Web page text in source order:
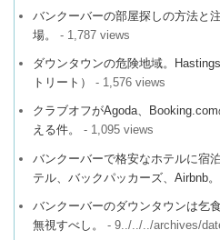
バンクーバーの部屋探しの方法と
場。
- 1,787 views
ダウンタウンの危険地域。
トリート）
- 1,576 views
クラブオフがAgoda、
える件。
- 1,095 views
バンクーバーで格安なホテルに宿
テル、バックパッカーズ、Airbnb。
バンクーバーのダウンタウンは乞
無視すべし。
- 9../../../archives/